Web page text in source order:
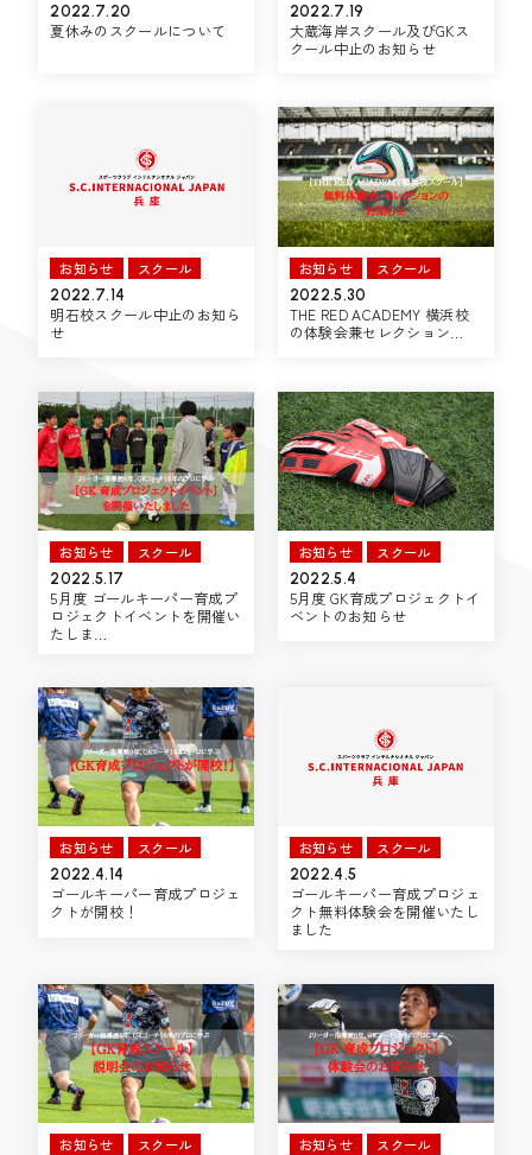
2022.7.20
夏休みのスクールについて
2022.7.19
大蔵海岸スクール及びGKス
クール中止のお知らせ
お知らせ スクール
2022.7.14
明石校スクール中止のお知ら
せ
お知らせ スクール
2022.5.30
THE RED ACADEMY 横浜校
の体験会兼セレクション…
お知らせ スクール
2022.5.17
5月度 ゴールキーパー育成プ
ロジェクトイベントを開催い
たしま…
お知らせ スクール
2022.5.4
5月度 GK育成プロジェクトイ
ベントのお知らせ
お知らせ スクール
2022.4.14
ゴールキーパー育成プロジェ
クトが開校！
お知らせ スクール
2022.4.5
ゴールキーパー育成プロジェ
クト無料体験会を開催いたし
ました
お知らせ スクール お知らせ スクール